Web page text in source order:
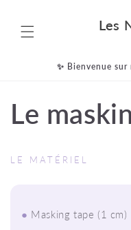
al contenido
Les
✨ Bienvenue
Le
LE MATÉRIEL
● Masking tape (1 cm)